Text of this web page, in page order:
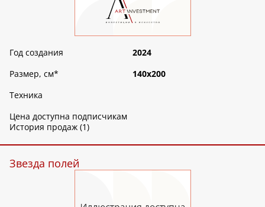
Год создания
2024
Размер, см*
140х200
Техника
Цена доступна подписчикам
История продаж (1)
Звезда полей